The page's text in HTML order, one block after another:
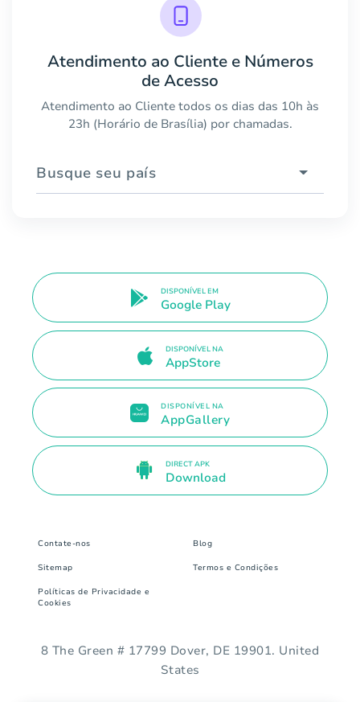
Atendimento ao Cliente e Números
de Acesso
Atendimento ao Cliente todos os dias das 10h às
23h (Horário de Brasília) por chamadas.
Busque seu país
DISPONÍVEL EM
Google Play
DISPONÍVEL NA
AppStore
DISPONÍVEL NA
AppGallery
DIRECT APK
Download
Contate-nos Blog
Sitemap Termos e Condições
Políticas de Privacidade e
Cookies
8 The Green # 17799 Dover, DE 19901. United
States